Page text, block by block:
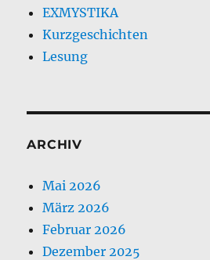
EXMYSTIKA
Kurzgeschichten
Lesung
ARCHIV
Mai 2026
März 2026
Februar 2026
Dezember 2025